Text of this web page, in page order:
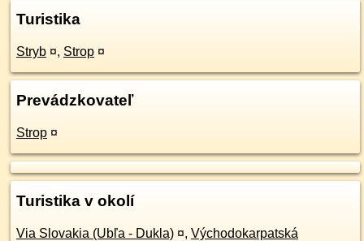
Turistika
Stryb ¤, Strop ¤
Prevádzkovateľ
Strop ¤
Turistika v okolí
Via Slovakia (Ubľa - Dukla) ¤, Východokarpatská